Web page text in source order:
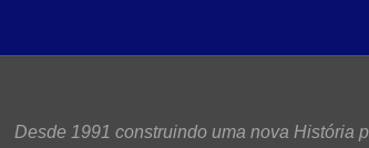
Desde 1991 construindo uma nova História